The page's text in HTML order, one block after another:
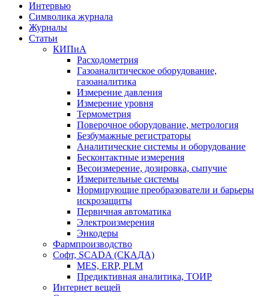
Интервью
Символика журнала
Журналы
Статьи
КИПиА
Расходометрия
Газоаналитическое оборудование,
газоаналитика
Измерение давления
Измерение уровня
Термометрия
Поверочное оборудование, метрология
Безбумажные регистраторы
Аналитические системы и оборудование
Бесконтактные измерения
Весоизмерение, дозировка, сыпучие
Измерительные системы
Нормирующие преобразователи и барьеры
искрозащиты
Первичная автоматика
Электроизмерения
Энкодеры
Фармпроизводство
Софт, SCADA (СКАДА)
MES, ERP, PLM
Предиктивная аналитика, ТОИР
Интернет вещей